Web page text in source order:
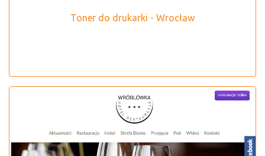
Toner do drukarki - Wrocław